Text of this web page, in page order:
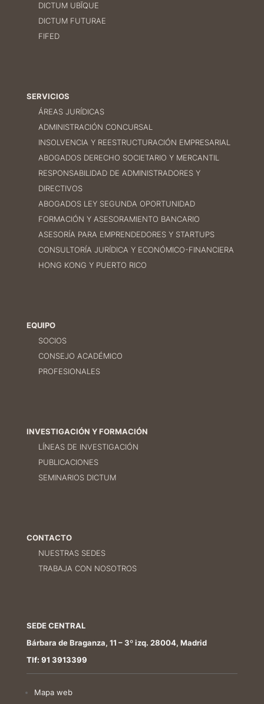
DICTUM UBĪQUE
DICTUM FUTURAE
FIFED
SERVICIOS
ÁREAS JURÍDICAS
ADMINISTRACIÓN CONCURSAL
INSOLVENCIA Y REESTRUCTURACIÓN EMPRESARIAL
ABOGADOS DERECHO SOCIETARIO Y MERCANTIL
RESPONSABILIDAD DE ADMINISTRADORES Y
DIRECTIVOS
ABOGADOS LEY SEGUNDA OPORTUNIDAD
FORMACIÓN Y ASESORAMIENTO BANCARIO
ASESORÍA PARA EMPRENDEDORES Y STARTUPS
CONSULTORÍA JURÍDICA Y ECONÓMICO-FINANCIERA
HONG KONG Y PUERTO RICO
EQUIPO
SOCIOS
CONSEJO ACADÉMICO
PROFESIONALES
INVESTIGACIÓN Y FORMACIÓN
LÍNEAS DE INVESTIGACIÓN
PUBLICACIONES
SEMINARIOS DICTUM
CONTACTO
NUESTRAS SEDES
TRABAJA CON NOSOTROS
SEDE CENTRAL
Bárbara de Braganza, 11 – 3º izq. 28004, Madrid
Tlf: 91 3913399
Mapa web